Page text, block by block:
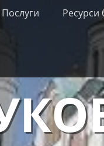
Послуги Ресурси